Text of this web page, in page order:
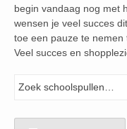
begin vandaag nog met
wensen je veel succes
toe een pauze te
Veel succes en